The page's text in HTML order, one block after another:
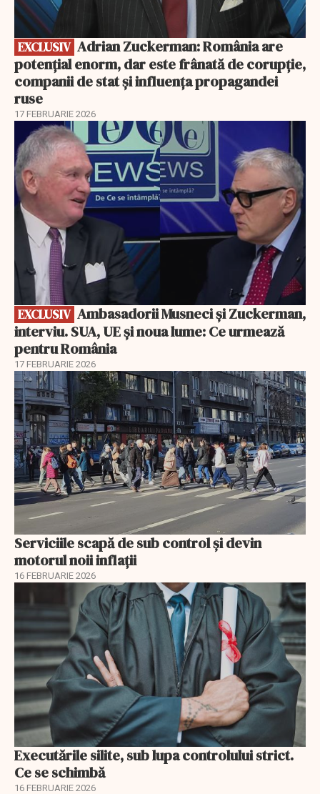
EXCLUSIV
potențial enorm, dar este frânată de corupție,
companii de stat și influența propagandei
ruse
17 FEBRUARIE 2026
EXCLUSIV
EXCLUSIV
interviu. SUA, UE și noua lume: Ce urmează
pentru România
17 FEBRUARIE 2026
Serviciile scapă de sub control și devin
motorul noii inflații
16 FEBRUARIE 2026
Executările silite, sub lupa controlului strict.
Ce se schimbă
16 FEBRUARIE 2026